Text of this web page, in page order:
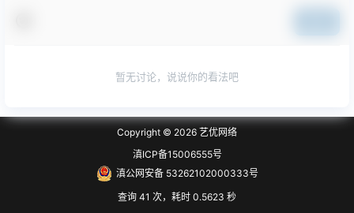
暂无讨论，说说你的看法吧
Copyright © 2026 艺优网络
滇ICP备15006555号
滇公网安备 53262102000333号
查询 41 次，耗时 0.5623 秒